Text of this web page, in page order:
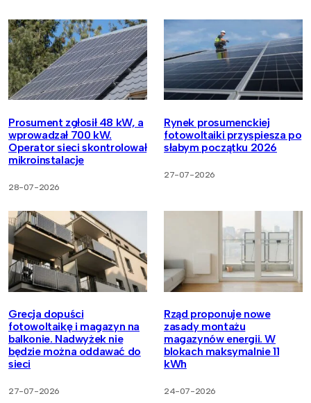
Prosument zgłosił 48 kW, a
wprowadzał 700 kW.
Operator sieci skontrolował
mikroinstalacje
28-07-2026
Rynek prosumenckiej
fotowoltaiki przyspiesza po
słabym początku 2026
27-07-2026
Grecja dopuści
fotowoltaikę i magazyn na
balkonie. Nadwyżek nie
będzie można oddawać do
sieci
27-07-2026
Rząd proponuje nowe
zasady montażu
magazynów energii. W
blokach maksymalnie 11
kWh
24-07-2026